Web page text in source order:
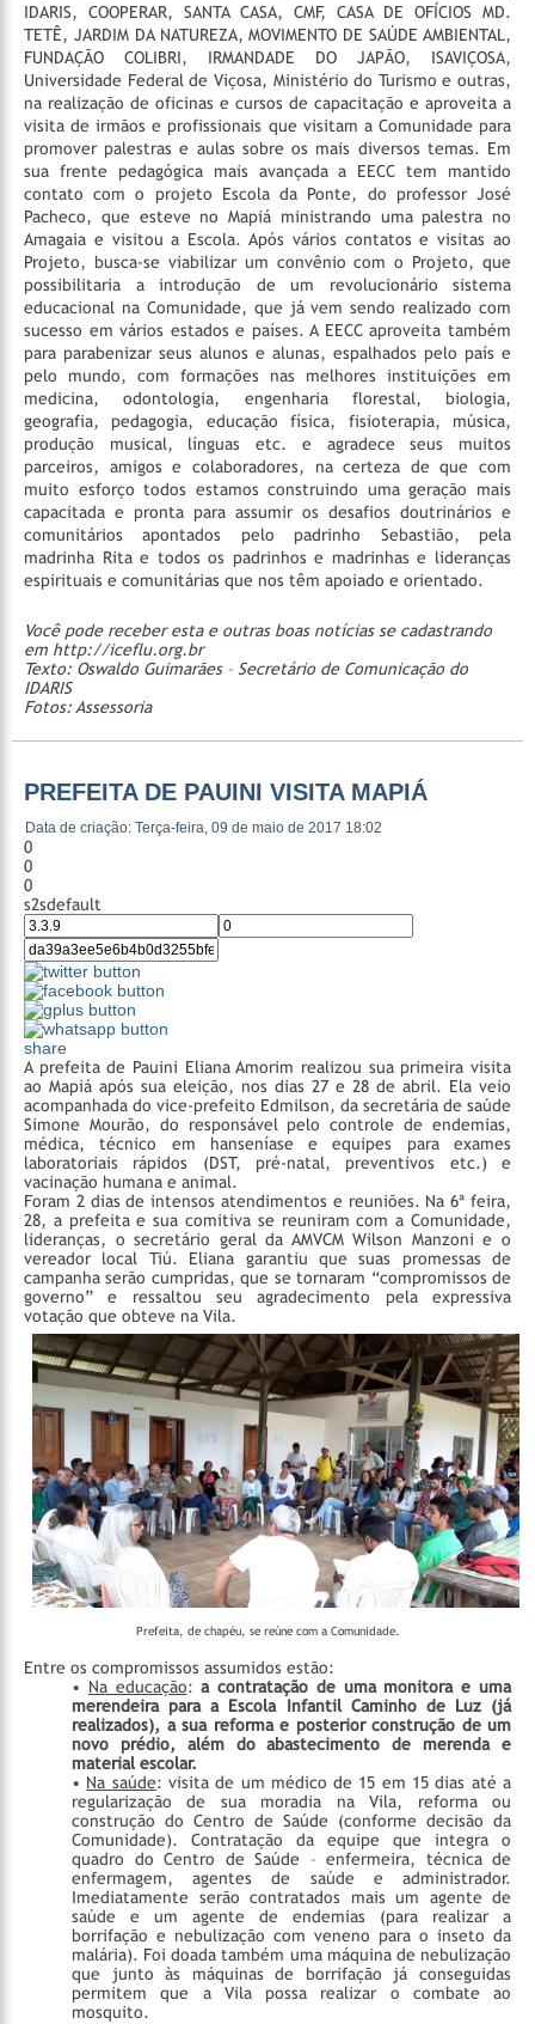
IDARIS, COOPERAR, SANTA CASA, CMF, CASA DE OFÍCIOS MD.
TETÊ, JARDIM DA NATUREZA, MOVIMENTO DE SAÚDE AMBIENTAL,
FUNDAÇÃO COLIBRI, IRMANDADE DO JAPÃO, ISAVIÇOSA,
Universidade Federal de Viçosa, Ministério do Turismo e outras,
na realização de oficinas e cursos de capacitação e aproveita a
visita de irmãos e profissionais que visitam a Comunidade para
promover palestras e aulas sobre os mais diversos temas. Em
sua frente pedagógica mais avançada a EECC tem mantido
contato com o projeto Escola da Ponte, do professor José
Pacheco, que esteve no Mapiá ministrando uma palestra no
Amagaia e visitou a Escola. Após vários contatos e visitas ao
Projeto, busca-se viabilizar um convênio com o Projeto, que
possibilitaria a introdução de um revolucionário sistema
educacional na Comunidade, que já vem sendo realizado com
sucesso em vários estados e países. A EECC aproveita também
para parabenizar seus alunos e alunas, espalhados pelo país e
pelo mundo, com formações nas melhores instituições em
medicina, odontologia, engenharia florestal, biologia,
geografia, pedagogia, educação física, fisioterapia, música,
produção musical, línguas etc. e agradece seus muitos
parceiros, amigos e colaboradores, na certeza de que com
muito esforço todos estamos construindo uma geração mais
capacitada e pronta para assumir os desafios doutrinários e
comunitários apontados pelo padrinho Sebastião, pela
madrinha Rita e todos os padrinhos e madrinhas e lideranças
espirituais e comunitárias que nos têm apoiado e orientado.
Você pode receber esta e outras boas notícias se cadastrando
em http://iceflu.org.br
Texto: Oswaldo Guimarães – Secretário de Comunicação do
IDARIS
Fotos: Assessoria
PREFEITA DE PAUINI VISITA MAPIÁ
Data de criação: Terça-feira, 09 de maio de 2017 18:02
0
0
0
s2sdefault
share
A prefeita de Pauini Eliana Amorim realizou sua primeira visita
ao Mapiá após sua eleição, nos dias 27 e 28 de abril. Ela veio
acompanhada do vice-prefeito Edmilson, da secretária de saúde
Simone Mourão, do responsável pelo controle de endemias,
médica, técnico em hanseníase e equipes para exames
laboratoriais rápidos (DST, pré-natal, preventivos etc.) e
vacinação humana e animal.
Foram 2 dias de intensos atendimentos e reuniões. Na 6ª feira,
28, a prefeita e sua comitiva se reuniram com a Comunidade,
lideranças, o secretário geral da AMVCM Wilson Manzoni e o
vereador local Tiú. Eliana garantiu que suas promessas de
campanha serão cumpridas, que se tornaram “compromissos de
governo” e ressaltou seu agradecimento pela expressiva
votação que obteve na Vila.
Prefeita, de chapéu, se reúne com a Comunidade.
Entre os compromissos assumidos estão:
• Na educação:a contratação de uma monitora e uma
merendeira para a Escola Infantil Caminho de Luz (já
realizados), a sua reforma e posterior construção de um
novo prédio, além do abastecimento de merenda e
material escolar.
• Na saúde: visita de um médico de 15 em 15 dias até a
regularização de sua moradia na Vila, reforma ou
construção do Centro de Saúde (conforme decisão da
Comunidade). Contratação da equipe que integra o
quadro do Centro de Saúde – enfermeira, técnica de
enfermagem, agentes de saúde e administrador.
Imediatamente serão contratados mais um agente de
saúde e um agente de endemias (para realizar a
borrifação e nebulização com veneno para o inseto da
malária). Foi doada também uma máquina de nebulização
que junto às máquinas de borrifação já conseguidas
permitem que a Vila possa realizar o combate ao
mosquito.